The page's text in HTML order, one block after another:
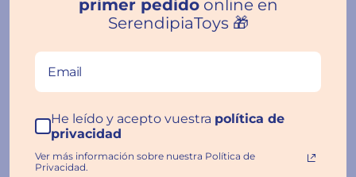
Inmejorable
Rosa María Gonzalez
primer pedidoonline en
SerendipiaToys 🎁
He leído y acepto vuestra política de
privacidad
Ver más información sobre nuestra Política de
Privacidad.